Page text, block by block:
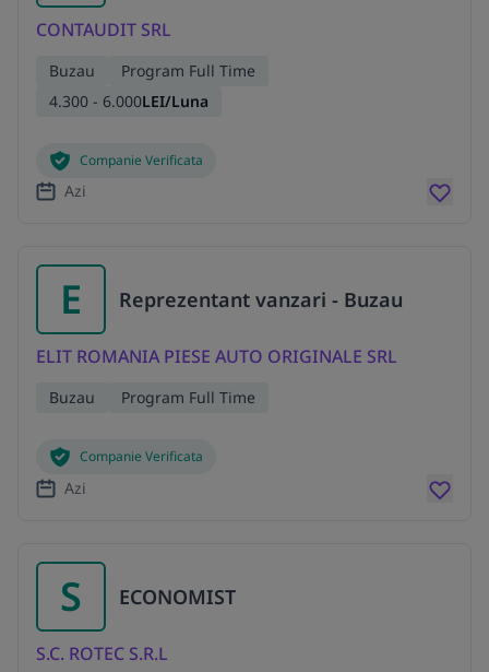
CONTAUDIT SRL
Buzau
Program Full Time
4.300 - 6.000LEI/Luna
Companie Verificata
Azi
E Reprezentant vanzari - Buzau
ELIT ROMANIA PIESE AUTO ORIGINALE SRL
Buzau Program Full Time
Companie Verificata
Azi
S ECONOMIST
S.C. ROTEC S.R.L